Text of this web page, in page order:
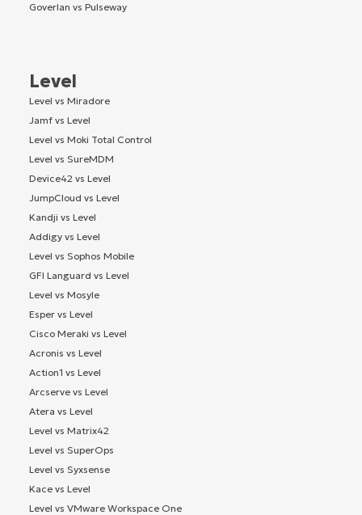
Goverlan vs Pulseway
Level
Level vs Miradore
Jamf vs Level
Level vs Moki Total Control
Level vs SureMDM
Device42 vs Level
JumpCloud vs Level
Kandji vs Level
Addigy vs Level
Level vs Sophos Mobile
GFI Languard vs Level
Level vs Mosyle
Esper vs Level
Cisco Meraki vs Level
Acronis vs Level
Action1 vs Level
Arcserve vs Level
Atera vs Level
Level vs Matrix42
Level vs SuperOps
Level vs Syxsense
Kace vs Level
Level vs VMware Workspace One